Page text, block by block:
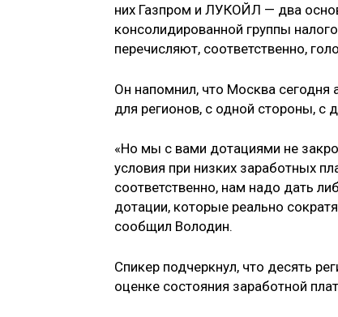
них Газпром и ЛУКОЙЛ — два
консолидированной группы
перечисляют, соответственно,
Он напомнил, что Москва сегодня
для регионов, с одной стороны, с
«Но мы с вами дотациями не
условия при низких заработных
соответственно, нам надо дать
дотации, которые реально
сообщил Володин.
Спикер подчеркнул, что десять
оценке состояния заработной